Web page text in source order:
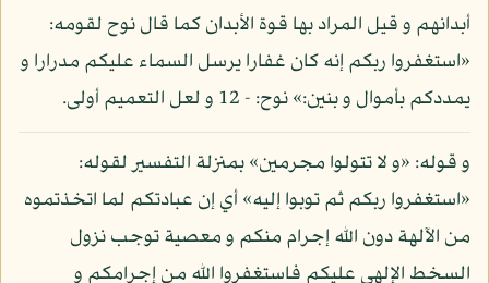
أبدانهم و قيل المراد بها قوة الأبدان كما قال نوح لقومه:
«استغفروا ربكم إنه كان غفارا يرسل السماء عليكم مدرارا و
يمددكم بأموال و بنين:» نوح: - 12 و لعل التعميم أولى.
و قوله: «و لا تتولوا مجرمين» بمنزلة التفسير لقوله:
«استغفروا ربكم ثم توبوا إليه» أي إن عبادتكم لما اتخذتموه
من الآلهة دون الله إجرام منكم و معصية توجب نزول
السخط الإلهي عليكم فاستغفروا الله من إجرامكم و